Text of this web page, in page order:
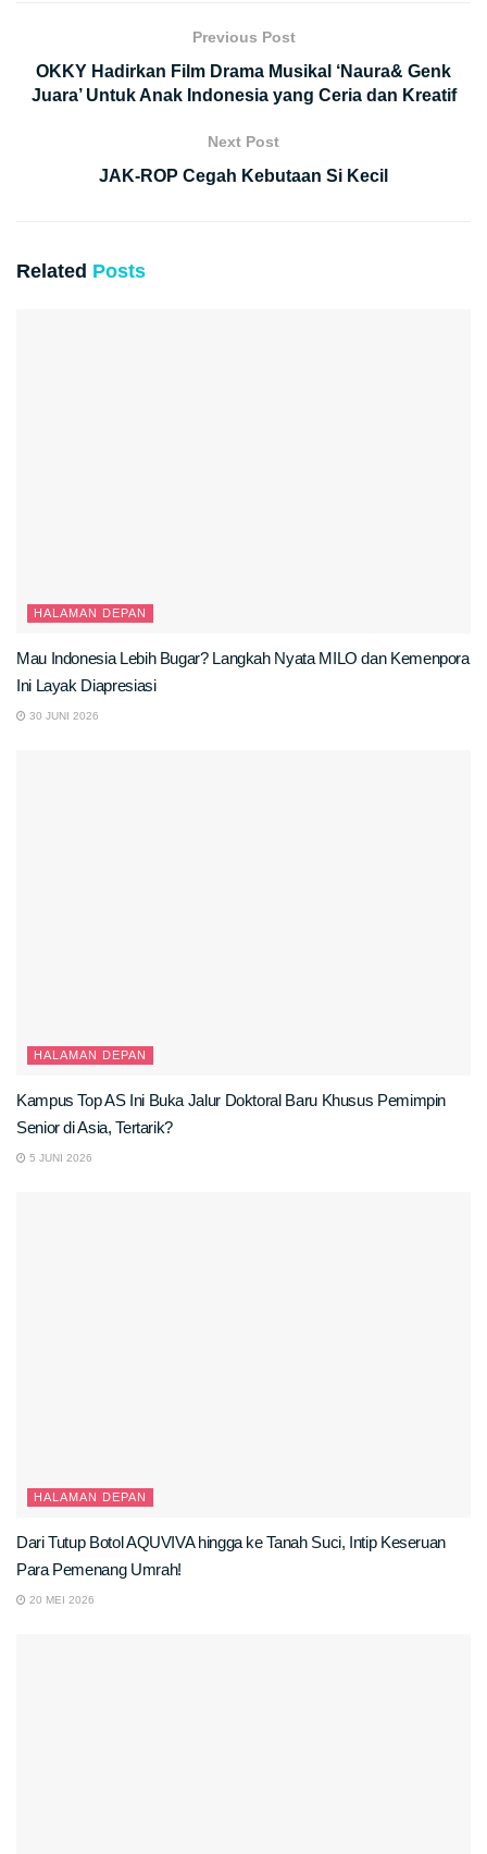
Previous Post
OKKY Hadirkan Film Drama Musikal ‘Naura& Genk
Juara’ Untuk Anak Indonesia yang Ceria dan Kreatif
Next Post
JAK-ROP Cegah Kebutaan Si Kecil
Related Posts
HALAMAN DEPAN
Mau Indonesia Lebih Bugar? Langkah Nyata MILO dan Kemenpora
Ini Layak Diapresiasi
30 JUNI 2026
HALAMAN DEPAN
Kampus Top AS Ini Buka Jalur Doktoral Baru Khusus Pemimpin
Senior di Asia, Tertarik?
5 JUNI 2026
HALAMAN DEPAN
Dari Tutup Botol AQUVIVA hingga ke Tanah Suci, Intip Keseruan
Para Pemenang Umrah!
20 MEI 2026